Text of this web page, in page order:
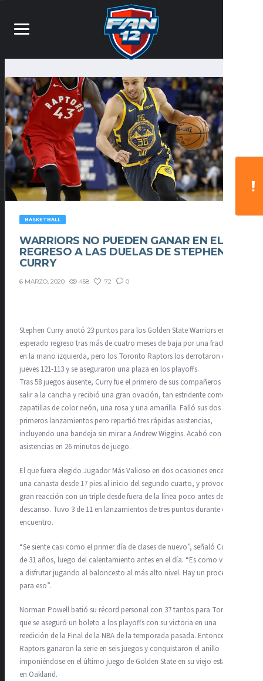
BASKETBALL
WARRIORS NO PUEDEN GANAR EN EL
REGRESO A LAS DUELAS DE STEPHEN
CURRY
6 MARZO, 2020 458 72 0
Stephen Curry anotó 23 puntos para los Golden State Warriors en su
esperado regreso tras más de cuatro meses de baja por una fractura
en la mano izquierda, pero los Toronto Raptors los derrotaron el
jueves 121-113 y se aseguraron una plaza en los playoffs.
Tras 58 juegos ausente, Curry fue el primero de sus compañeros en
salir a la cancha y recibió una gran ovación, tan estridente como sus
zapatillas de color neón, una rosa y una amarilla. Falló sus dos
primeros lanzamientos pero repartió tres rápidas asistencias,
incluyendo una bandeja sin mirar a Andrew Wiggins. Acabó con siete
asistencias en 26 minutos de juego.
El que fuera elegido Jugador Más Valioso en dos ocasiones encestó
una canasta desde 17 pies al inicio del segundo cuarto, y provocó una
gran reacción con un triple desde fuera de la línea poco antes del
descanso. Tuvo 3 de 11 en lanzamientos de tres puntos durante el
encuentro.
“Se siente casi como el primer día de clases de nuevo”, señaló Curry,
de 31 años, luego del calentamiento antes en el día. “Es como volver
a disfrutar jugando al baloncesto al más alto nivel. Hay un proceso
para eso”.
Norman Powell batió su récord personal con 37 tantos para Toronto,
que se aseguró un boleto a los playoffs con su victoria en una
reedición de la Final de la NBA de la temporada pasada. Entonces, los
Raptors ganaron la serie en seis juegos y conquistaron el anillo
imponiéndose en el último juego de Golden State en su viejo estadio
en Oakland.